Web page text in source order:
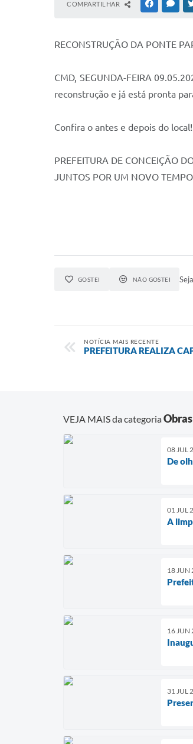
COMPARTILHAR FACEBOOK
RECONSTRUÇÃO DA PONTE
CMD, SEGUNDA-FEIRA
reconstrução e já está pronta
Confira o antes e depois do local!
PREFEITURA DE CONCEIÇÃO
JUNTOS POR UM NOVO TEMPO
GOSTEI NÃO GOSTEI
NOTÍCIA MAIS RECENTE
PREFEITURA REALIZA
VEJA MAIS da categoria
08 JUL
De
01 JUL
A
18 JUN
16 JUN
31 JUL